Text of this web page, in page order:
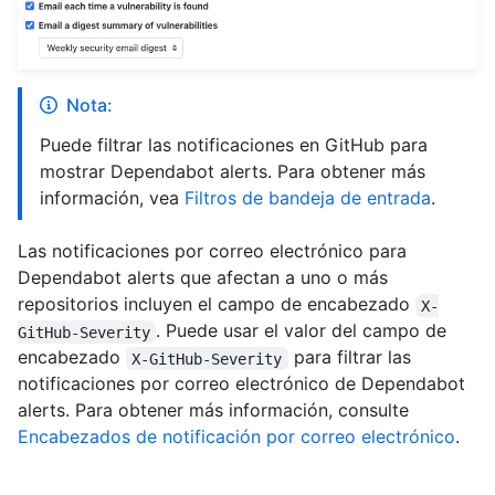
Nota:
Puede filtrar las notificaciones en GitHub para
mostrar Dependabot alerts. Para obtener más
información, vea Filtros de bandeja de entrada.
Las notificaciones por correo electrónico para
Dependabot alerts que afectan a uno o más
repositorios incluyen el campo de encabezado
X-
GitHub-Severity . Puede usar el valor del campo de
encabezado
X-GitHub-Severity
para filtrar las
notificaciones por correo electrónico de Dependabot
alerts. Para obtener más información, consulte
Encabezados de notificación por correo electrónico.